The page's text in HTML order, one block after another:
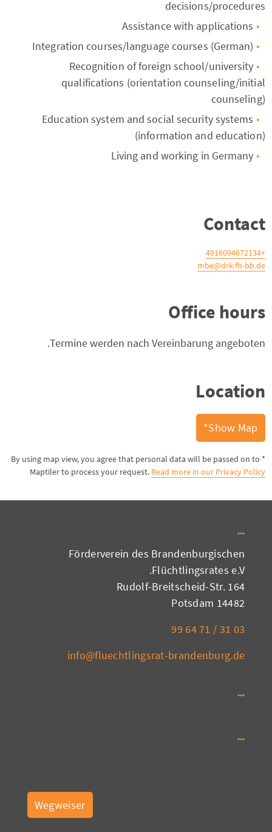
decisions/procedures
Assistance with applications
Integration courses/language courses (German)
Recognition of foreign school/university
qualifications (orientation counseling/initial
counseling)
Education system and social security systems
(information and education)
Living and working in Germany
Contact
+4916094672134
mbe@drk-fh-bb.de
Office hours
Termine werden nach Vereinbarung angeboten.
Location
Show Map*
* By using map view, you agree that personal data will be passed on to
Maptiler to process your request. Read more in our Privacy Policy
Förderverein des Brandenburgischen
Flüchtlingsrates e.V.
Rudolf-Breitscheid-Str. 164
14482 Potsdam
03 31 / 71 64 99
info@fluechtlingsrat-brandenburg.de
Wegweiser